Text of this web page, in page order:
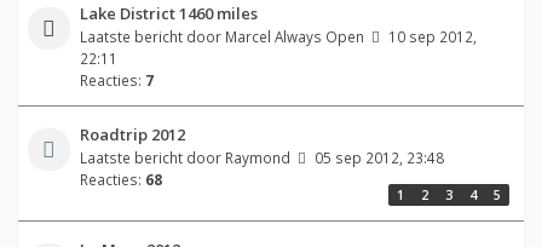
Lake District 1460 miles
Laatste bericht door Marcel Always Open
10 sep 2012,
22:11
Reacties: 7
Roadtrip 2012
Laatste bericht door Raymond
05 sep 2012, 23:48
Reacties: 68
1 2 3 4 5